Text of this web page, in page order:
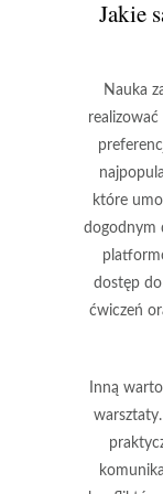
Jakie
Nauka
które
dogodnym
dostęp
ćwiczeń
Inną
warsztaty